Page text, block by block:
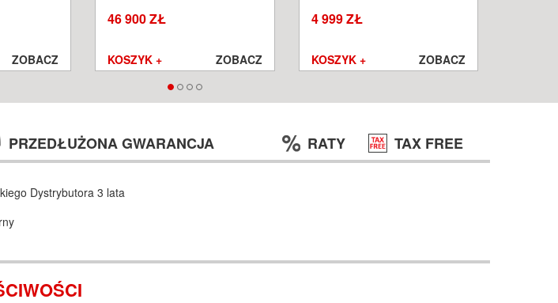
ZOBACZ
46 900 ZŁ
KOSZYK + ZOBACZ
4 999 ZŁ
KOSZYK + ZOBACZ
PRZEDŁUŻONA GWARANCJA RATY TAX FREE
Dystrybutora 3 lata